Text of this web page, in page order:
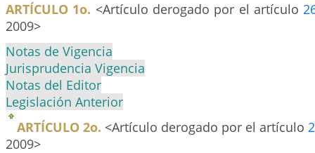
ARTÍCULO 1o. <Artículo derogado por el artículo
2009>
Notas de Vigencia
Jurisprudencia Vigencia
Notas del Editor
Legislación Anterior
ARTÍCULO 2o. <Artículo derogado por el artículo
2009>